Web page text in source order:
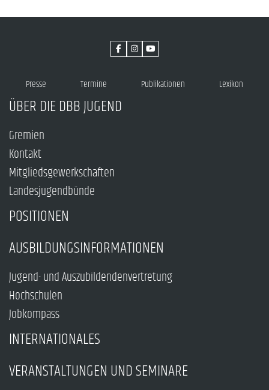
Presse Termine Publikationen Lexikon
ÜBER DIE DBB JUGEND
Gremien
Kontakt
Mitgliedsgewerkschaften
Landesjugendbünde
POSITIONEN
AUSBILDUNGSINFORMATIONEN
Jugend- und Auszubildendenvertretung
Hochschulen
Jobkompass
INTERNATIONALES
VERANSTALTUNGEN UND SEMINARE